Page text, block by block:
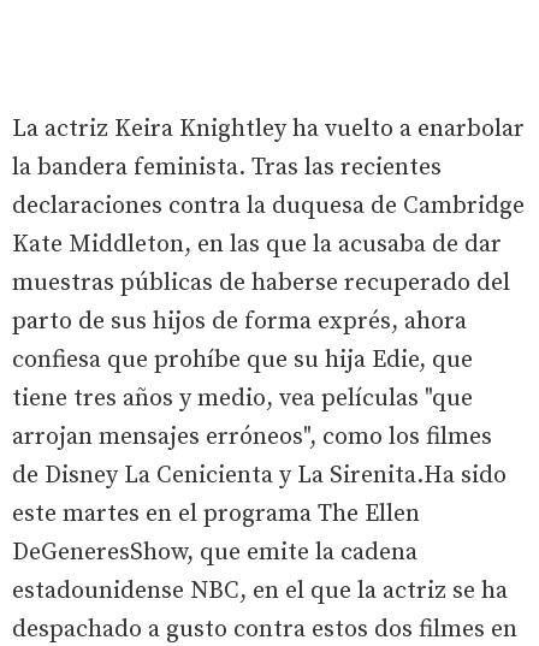
La actriz Keira Knightley ha vuelto a enarbolar
la bandera feminista. Tras las recientes
declaraciones contra la duquesa de Cambridge
Kate Middleton, en las que la acusaba de dar
muestras públicas de haberse recuperado del
parto de sus hijos de forma exprés, ahora
confiesa que prohíbe que su hija Edie, que
tiene tres años y medio, vea películas "que
arrojan mensajes erróneos", como los filmes
de Disney La Cenicienta y La Sirenita.Ha sido
este martes en el programa The Ellen
DeGeneresShow, que emite la cadena
estadounidense NBC, en el que la actriz se ha
despachado a gusto contra estos dos filmes en